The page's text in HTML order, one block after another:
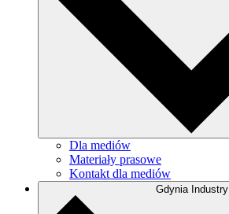
Dla mediów
Materiały prasowe
Kontakt dla mediów
Gdynia Industry